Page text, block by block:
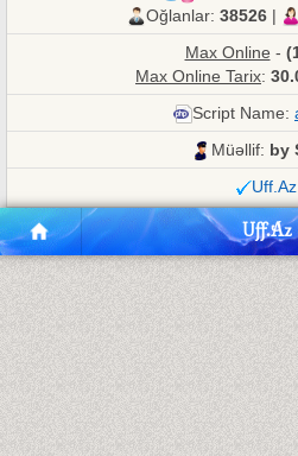
Oğlanlar: 38526
Max Online -
Max Online Tarix:
Script Name:
Müəllif: by
Uff.Az
Uff.Az